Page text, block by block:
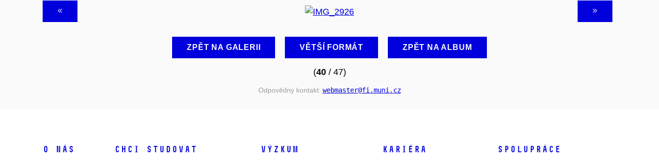
ZPĚT NA GALERII VĚTŠÍ FORMÁT ZPĚT NA ALBUM
(40/ 47)
Odpovědný kontakt: webmaster@fi .muni .cz
O NÁS CHCI STUDOVAT VÝZKUM KARIÉRA SPOLUPRÁCE